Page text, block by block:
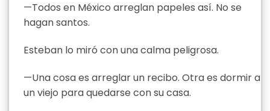
—Todos en México arreglan papeles así. No se
hagan santos.
Esteban lo miró con una calma peligrosa.
—Una cosa es arreglar un recibo. Otra es dormir a
un viejo para quedarse con su casa.